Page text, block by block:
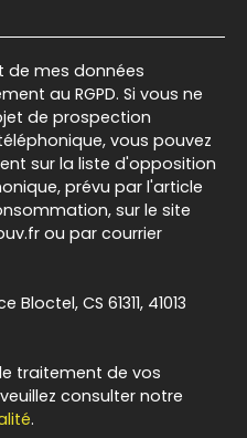
mes données
au RGPD. Si vous ne
de prospection
vous pouvez
sur la liste d'opposition
prévu par l'article
sur le site
ou par courrier
CS 61311, 41013
traitement de vos
consulter notre
.